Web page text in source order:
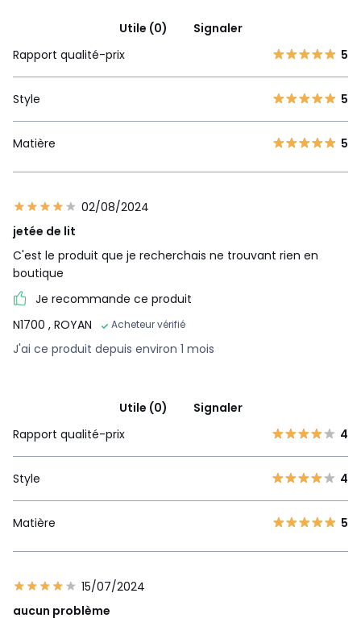
Utile (0)
Signaler
Rapport qualité-prix
5
Style 5
Matière 5
02/08/2024
jetée de lit
C'est le produit que je recherchais ne trouvant rien en
boutique
Je recommande ce produit
N1700 , ROYAN Acheteur vérifié
J'ai ce produit depuis environ 1 mois
Utile (0)
Signaler
Rapport qualité-prix
4
Style 4
Matière 5
15/07/2024
aucun problème